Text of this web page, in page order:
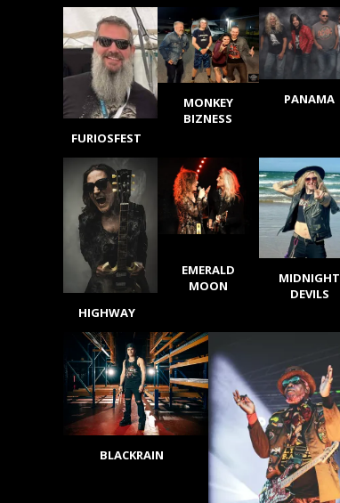
FURIOSFEST
MONKEY
BIZNESS
PANAMA
HIGHWAY
EMERALD
MOON
MIDNIGHT
DEVILS
BLACKRAIN